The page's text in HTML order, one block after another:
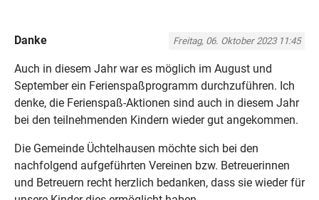
Freitag, 06. Oktober 2023 11:45
Danke
Auch in diesem Jahr war es möglich im August und
September ein Ferienspaßprogramm durchzuführen. Ich
denke, die Ferienspaß-Aktionen sind auch in diesem Jahr
bei den teilnehmenden Kindern wieder gut angekommen.
Die Gemeinde Üchtelhausen möchte sich bei den
nachfolgend aufgeführten Vereinen bzw. Betreuerinnen
und Betreuern recht herzlich bedanken, dass sie wieder für